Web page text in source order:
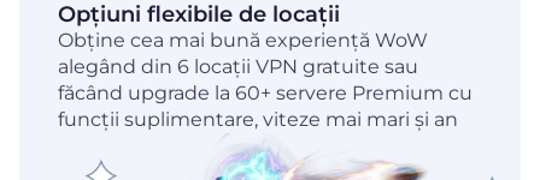
Opțiuni flexibile de locații
Obține cea mai bună experiență WoW
alegând din 6 locații VPN gratuite sau
făcând upgrade la 60+ servere Premium cu
funcții suplimentare, viteze mai mari și an